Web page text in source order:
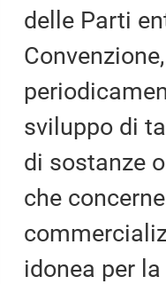
delle Parti
sviluppo di
di sostanze
che
idonea per